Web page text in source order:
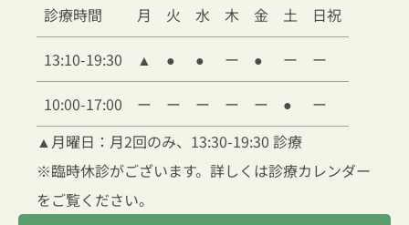
診療時間
月 火 水 木 金 土 日祝
13:10-19:30 ▲ ● ● ー ● ー ー
10:00-17:00 ー ー ー ー ー ●
ー
▲月曜日：月2回のみ、13:30-19:30 診療
※臨時休診がございます。詳しくは診療カレンダー
をご覧ください。